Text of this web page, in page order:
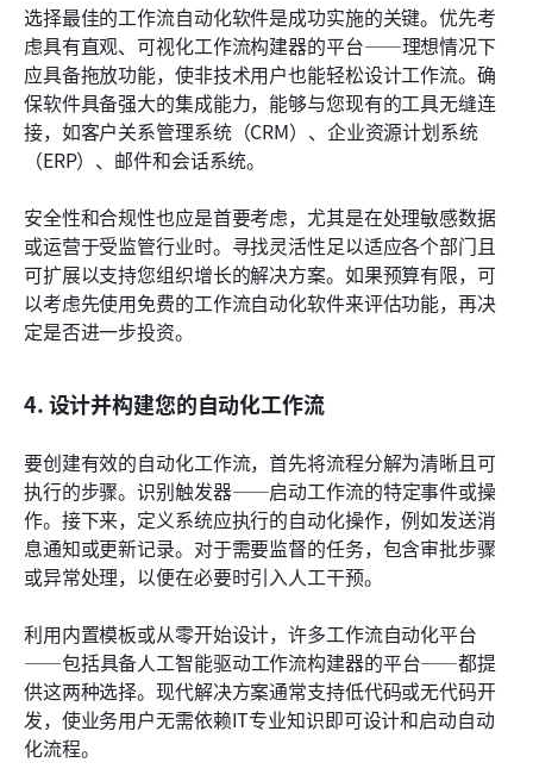
选择最佳的工作流自动化软件是成功实施的关键。优先考
虑具有直观、可视化工作流构建器的平台——理想情况下
应具备拖放功能，使非技术用户也能轻松设计工作流。确
保软件具备强大的集成能力，能够与您现有的工具无缝连
接，如客户关系管理系统（CRM）、企业资源计划系统
（ERP）、邮件和会话系统。
安全性和合规性也应是首要考虑，尤其是在处理敏感数据
或运营于受监管行业时。寻找灵活性足以适应各个部门且
可扩展以支持您组织增长的解决方案。如果预算有限，可
以考虑先使用免费的工作流自动化软件来评估功能，再决
定是否进一步投资。
4. 设计并构建您的自动化工作流
要创建有效的自动化工作流，首先将流程分解为清晰且可
执行的步骤。识别触发器——启动工作流的特定事件或操
作。接下来，定义系统应执行的自动化操作，例如发送消
息通知或更新记录。对于需要监督的任务，包含审批步骤
或异常处理，以便在必要时引入人工干预。
利用内置模板或从零开始设计，许多工作流自动化平台
——包括具备人工智能驱动工作流构建器的平台——都提
供这两种选择。现代解决方案通常支持低代码或无代码开
发，使业务用户无需依赖IT专业知识即可设计和启动自动
化流程。